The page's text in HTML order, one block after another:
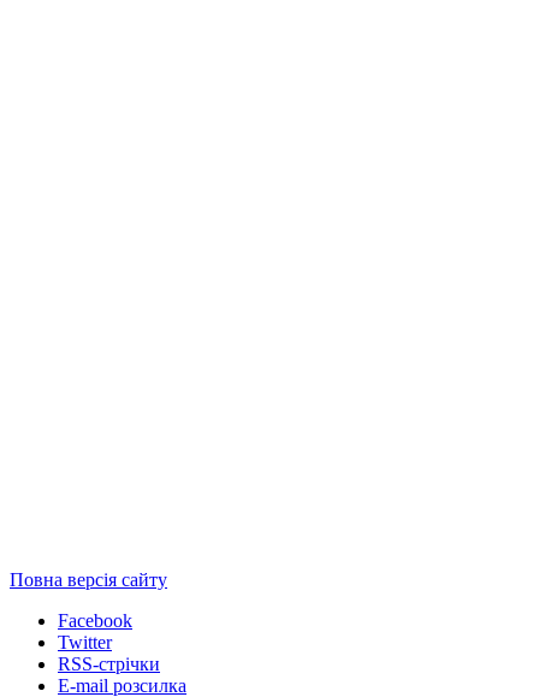
Повна версія сайту
Facebook
Twitter
RSS-стрічки
E-mail розсилка